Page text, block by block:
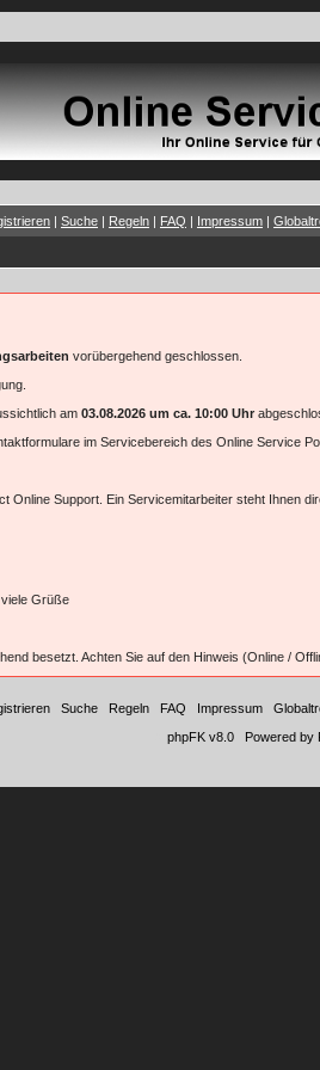
| Suche | Regeln | FAQ | Impressum |
vorübergehend geschlossen.
am 03.08.2026 um ca. 10:00 Uhr
im Servicebereich des Online Service
Online Support. Ein Servicemitarbeiter steht Ihnen
Grüße
besetzt. Achten Sie auf den Hinweis (Online /
Suche Regeln FAQ Impressum
phpFK v8.0 Powered by